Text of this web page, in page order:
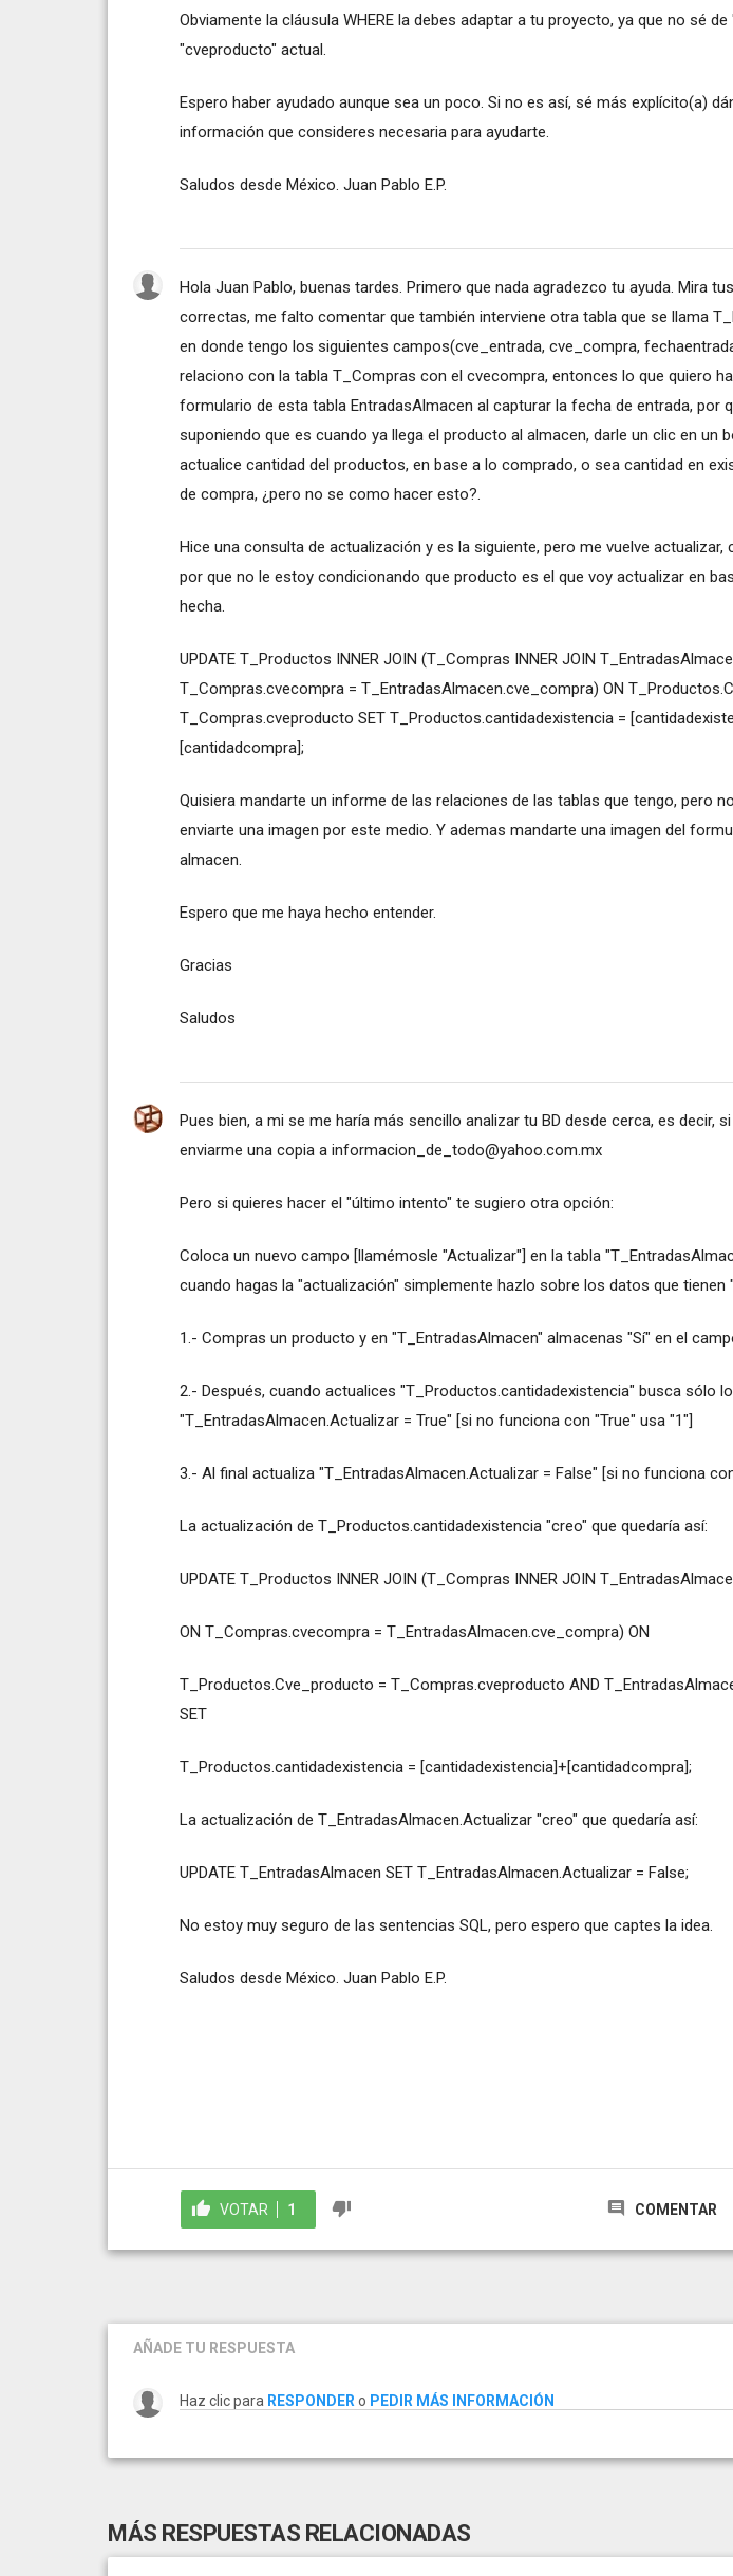
Obviamente la cláusula WHERE la debes adaptar a tu proyecto, ya que no sé
"cveproducto" actual.
Espero haber ayudado aunque sea un poco. Si no es así, sé más explícito(a)
información que consideres necesaria para ayudarte.
Saludos desde México. Juan Pablo E.P.
Hola Juan Pablo, buenas tardes. Primero que nada agradezco tu ayuda. Mira
correctas, me falto comentar que también interviene otra tabla que se llama
en donde tengo los siguientes campos(cve_entrada, cve_compra,
relaciono con la tabla T_Compras con el cvecompra, entonces lo que quiero
formulario de esta tabla EntradasAlmacen al capturar la fecha de entrada, por
suponiendo que es cuando ya llega el producto al almacen, darle un clic en un
actualice cantidad del productos, en base a lo comprado, o sea cantidad en
de compra, ¿pero no se como hacer esto?.
Hice una consulta de actualización y es la siguiente, pero me vuelve actualizar,
por que no le estoy condicionando que producto es el que voy actualizar en
hecha.
UPDATE T_Productos INNER JOIN (T_Compras INNER JOIN
T_Compras.cvecompra = T_EntradasAlmacen.cve_compra) ON
T_Compras.cveproducto SET T_Productos.cantidadexistencia =
[cantidadcompra];
Quisiera mandarte un informe de las relaciones de las tablas que tengo, pero
enviarte una imagen por este medio. Y ademas mandarte una imagen del
almacen.
Espero que me haya hecho entender.
Gracias
Saludos
Pues bien, a mi se me haría más sencillo analizar tu BD desde cerca, es decir,
enviarme una copia a informacion_de_todo@yahoo.com.mx
Pero si quieres hacer el "último intento" te sugiero otra opción:
Coloca un nuevo campo [llamémosle "Actualizar"] en la tabla
cuando hagas la "actualización" simplemente hazlo sobre los datos que tienen
1.- Compras un producto y en "T_EntradasAlmacen" almacenas "Sí" en el
2.- Después, cuando actualices "T_Productos.cantidadexistencia" busca sólo
"T_EntradasAlmacen.Actualizar = True" [si no funciona con "True" usa "1"]
3.- Al final actualiza "T_EntradasAlmacen.Actualizar = False" [si no funciona
La actualización de T_Productos.cantidadexistencia "creo" que quedaría así:
UPDATE T_Productos INNER JOIN (T_Compras INNER JOIN
ON T_Compras.cvecompra = T_EntradasAlmacen.cve_compra) ON
T_Productos.Cve_producto = T_Compras.cveproducto AND
SET
T_Productos.cantidadexistencia = [cantidadexistencia]+[cantidadcompra];
La actualización de T_EntradasAlmacen.Actualizar "creo" que quedaría así:
UPDATE T_EntradasAlmacen SET T_EntradasAlmacen.Actualizar = False;
No estoy muy seguro de las sentencias SQL, pero espero que captes la idea.
Saludos desde México. Juan Pablo E.P.
VOTAR 1 COMENTAR
AÑADE TU RESPUESTA
Haz clic para RESPONDER o PEDIR MÁS INFORMACIÓN
MÁS RESPUESTAS RELACIONADAS